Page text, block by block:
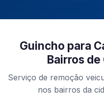
Guincho para
Bairros de
Serviço de remoção
nos bairros da